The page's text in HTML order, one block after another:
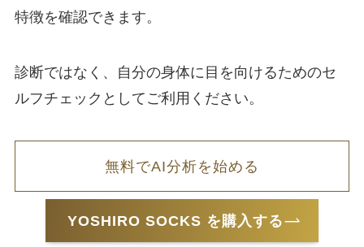
YOSHIRO SOCKS を購入する
特徴を確認できます。
診断ではなく、自分の身体に目を向けるためのセ
ルフチェックとしてご利用ください。
無料でAI分析を始める